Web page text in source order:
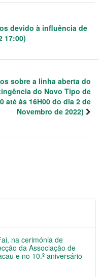
devido à influência de
17:00)
sobre a linha aberta do
do Novo Tipo de
até às 16H00 do dia 2 de
Novembro de 2022)
na cerimónia de
da Associação de
e no 10.º aniversário